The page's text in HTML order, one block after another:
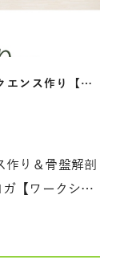
エンス作り【…
り＆骨盤解剖
ガ【ワークシ…